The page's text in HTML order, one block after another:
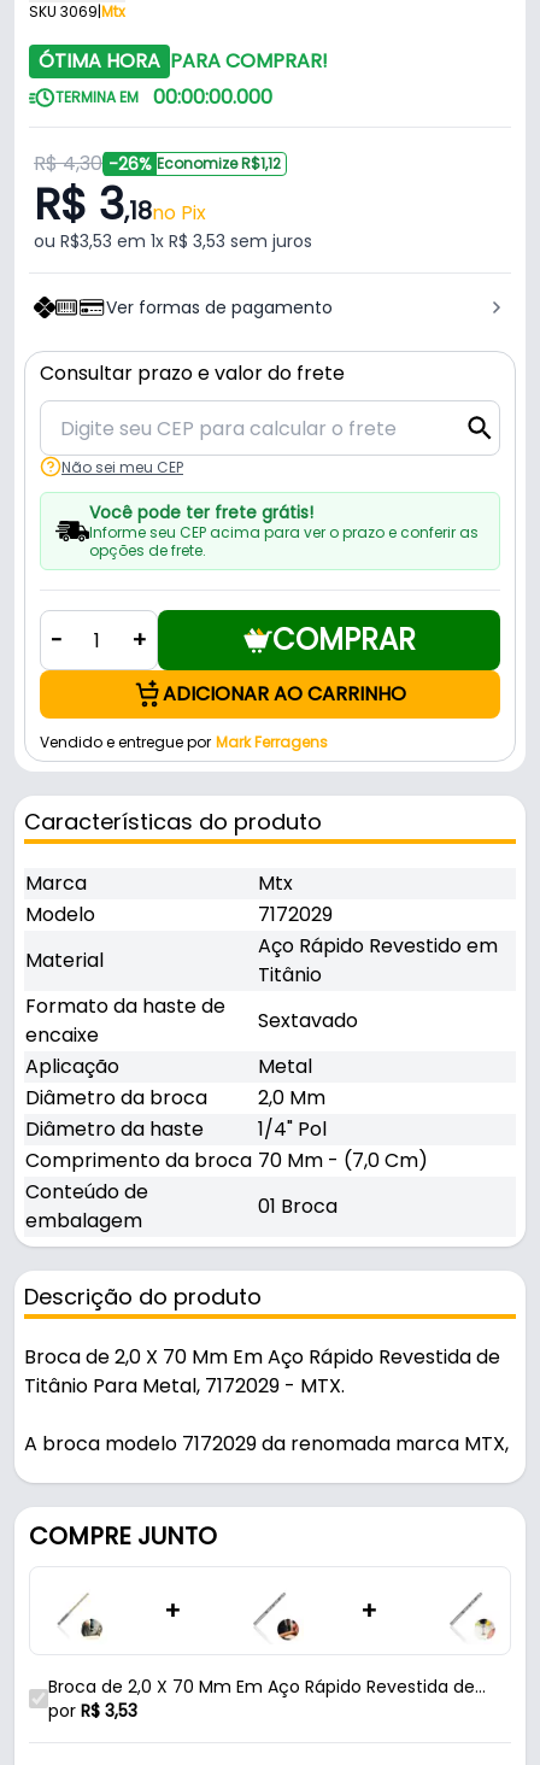
SKU 3069|Mtx
ÓTIMA HORA PARA COMPRAR!
TERMINA EM 00:00:00.000
R$ 4,30 -26% Economize R$1,12
R$ 3,18no Pix
ou R$3,53 em 1x R$ 3,53 sem juros
Ver formas de pagamento
Consultar prazo e valor do frete
Não sei meu CEP
Você pode ter frete grátis!
Informe seu CEP acima para ver o prazo e conferir as
opções de frete.
- + COMPRAR
ADICIONAR AO CARRINHO
Vendido e entregue por Mark Ferragens
Características do produto
Marca
Mtx
Modelo
7172029
Material
Aço Rápido Revestido em
Titânio
Formato da haste de
encaixe
Sextavado
Aplicação
Metal
Diâmetro da broca
2,0 Mm
Diâmetro da haste
1/4" Pol
Comprimento da broca 70 Mm - (7,0 Cm)
Conteúdo de
embalagem
01 Broca
Descrição do produto
Broca de 2,0 X 70 Mm Em Aço Rápido Revestida de
Titânio Para Metal, 7172029 - MTX.
A broca modelo 7172029 da renomada marca MTX,
excepcional em perfurações de metais. Com um
diâmetro de 2,0 mm e um comprimento total de 70
mm, essa broca é fabricada em aço rápido (HSS),
conhecido por sua resistência e durabilidade em
altas temperaturas. O diferencial desta broca é o
revestimento em titânio, que reduz o atrito durante
a perfuração, aumenta a vida útil da ferramenta e
proporciona um corte mais limpo e eficiente em
COMPRE JUNTO
+ +
Broca de 2,0 X 70 Mm Em Aço Rápido Revestida de
Titânio Com Haste Sextavada Para Metal Mtx
por R$ 3,53